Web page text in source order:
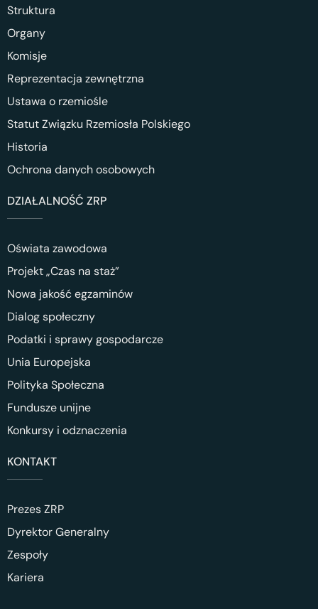
Struktura
Organy
Komisje
Reprezentacja zewnętrzna
Ustawa o rzemiośle
Statut Związku Rzemiosła Polskiego
Historia
Ochrona danych osobowych
DZIAŁALNOŚĆ ZRP
Oświata zawodowa
Projekt „Czas na staż”
Nowa jakość egzaminów
Dialog społeczny
Podatki i sprawy gospodarcze
Unia Europejska
Polityka Społeczna
Fundusze unijne
Konkursy i odznaczenia
KONTAKT
Prezes ZRP
Dyrektor Generalny
Zespoły
Kariera